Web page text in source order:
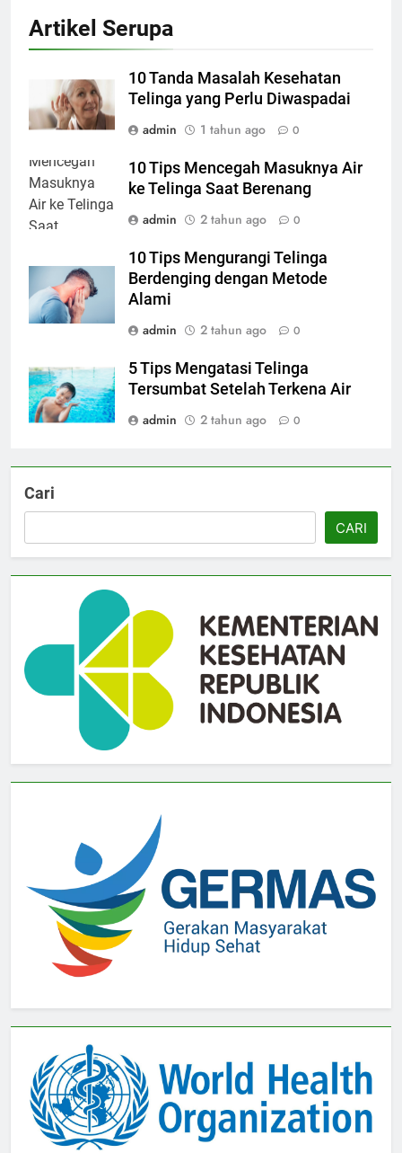
Artikel Serupa
10 Tanda Masalah Kesehatan
Telinga yang Perlu Diwaspadai
admin
1 tahun ago 0
10 Tips Mencegah Masuknya Air
ke Telinga Saat Berenang
admin
2 tahun ago 0
10 Tips Mengurangi Telinga
Berdenging dengan Metode
Alami
admin
2 tahun ago 0
5 Tips Mengatasi Telinga
Tersumbat Setelah Terkena Air
admin
2 tahun ago 0
Cari
CARI